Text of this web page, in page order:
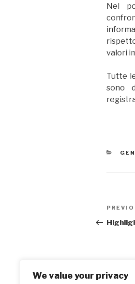
We value your privacy
Nel
valori
Tutte
sono
Post
Post